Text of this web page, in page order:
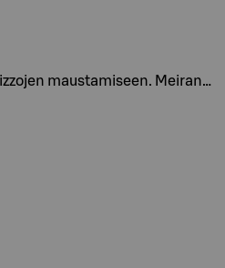
maustamiseen. Meiran…